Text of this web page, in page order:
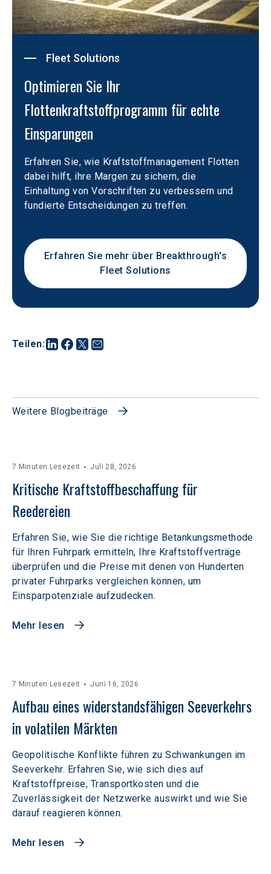
Teilen:
Fleet Solutions
Optimieren Sie Ihr
Flottenkraftstoffprogramm für echte
Einsparungen
Erfahren Sie, wie Kraftstoffmanagement Flotten
dabei hilft, ihre Margen zu sichern, die
Einhaltung von Vorschriften zu verbessern und
fundierte Entscheidungen zu treffen.
Erfahren Sie mehr über Breakthrough's
Fleet Solutions
Weitere Blogbeiträge
7 Minuten Lesezeit Juli 28, 2026
Kritische Kraftstoffbeschaffung für
Reedereien
Erfahren Sie, wie Sie die richtige Betankungsmethode
für Ihren Fuhrpark ermitteln, Ihre Kraftstoffverträge
überprüfen und die Preise mit denen von Hunderten
privater Fuhrparks vergleichen können, um
Einsparpotenziale aufzudecken.
Mehr lesen
7 Minuten Lesezeit Juni 16, 2026
Aufbau eines widerstandsfähigen Seeverkehrs
in volatilen Märkten
Geopolitische Konflikte führen zu Schwankungen im
Seeverkehr. Erfahren Sie, wie sich dies auf
Kraftstoffpreise, Transportkosten und die
Zuverlässigkeit der Netzwerke auswirkt und wie Sie
darauf reagieren können.
Mehr lesen